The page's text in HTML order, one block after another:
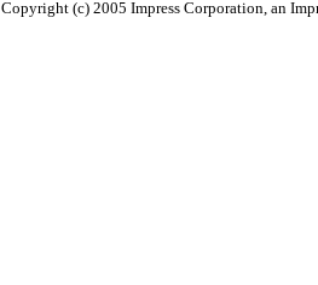
Copyright (c) 2005 Impress Corporation, an